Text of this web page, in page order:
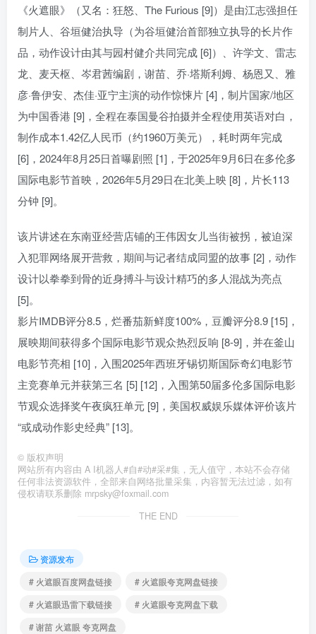
《火遮眼》（又名：狂怒、The Furious [9]）是由江志强担任
制片人、谷垣健治执导（为谷垣健治首部独立执导的长片作
品，动作设计由其与园村健介共同完成 [6]）、许学文、雷志
龙、麦天枢、岑君茜编剧，谢苗、乔·塔斯利姆、杨恩又、雅
彦·鲁伊安、杰佳·亚宁主演的动作惊悚片 [4]，制片国家/地区
为中国香港 [9]，全程在泰国曼谷拍摄并全程使用英语对白，
制作成本1.42亿人民币（约1960万美元），耗时两年完成
[6]，2024年8月25日首曝剧照 [1]，于2025年9月6日在多伦多
国际电影节首映，2026年5月29日在北美上映 [8]，片长113
分钟 [9]。
该片讲述在东南亚经营店铺的王伟因女儿当街被拐，被迫深
入犯罪网络展开营救，期间与记者结成同盟的故事 [2]，动作
设计以拳拳到骨的近身搏斗与设计精巧的多人混战为亮点
[5]。
影片IMDB评分8.5，烂番茄新鲜度100%，豆瓣评分8.9 [15]，
展映期间获得多个国际电影节观众热烈反响 [8-9]，并在釜山
电影节亮相 [10]，入围2025年西班牙锡切斯国际奇幻电影节
主竞赛单元并获第三名 [5] [12]，入围第50届多伦多国际电影
节观众选择奖午夜疯狂单元 [9]，美国权威娱乐媒体评价该片
“或成动作影史经典” [13]。
© 版权声明
网站所有内容由 A I机器人#自#动#采#集，无人值守，本站不会存储
任何非法资源软件，全部来自网络批量采集，内容暂无法过滤，如有
侵权请联系删除 mrpsky@foxmail.com
THE END
资源发布
# 火遮眼百度网盘链接
# 火遮眼夸克网盘链接
# 火遮眼迅雷下载链接
# 火遮眼夸克网盘下载
# 谢苗 火遮眼 夸克网盘